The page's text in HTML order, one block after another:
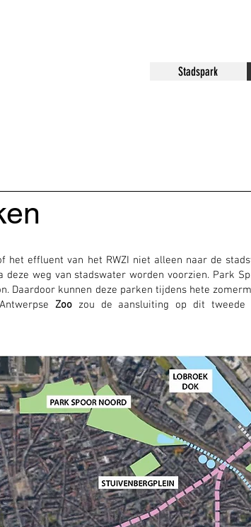
Stadspark
het effluent van het RWZI niet alleen naar de
deze weg van stadswater worden voorzien. Park
Daardoor kunnen deze parken tijdens hete
Zoozou de aansluiting op dit tweede